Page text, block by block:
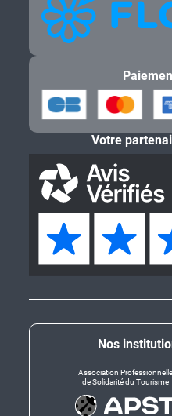
Nos
Association Professionnelle
de Solidarité du Tourisme
Votre